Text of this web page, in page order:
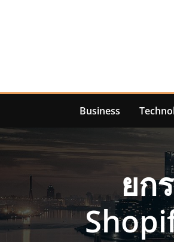
Business
ยก